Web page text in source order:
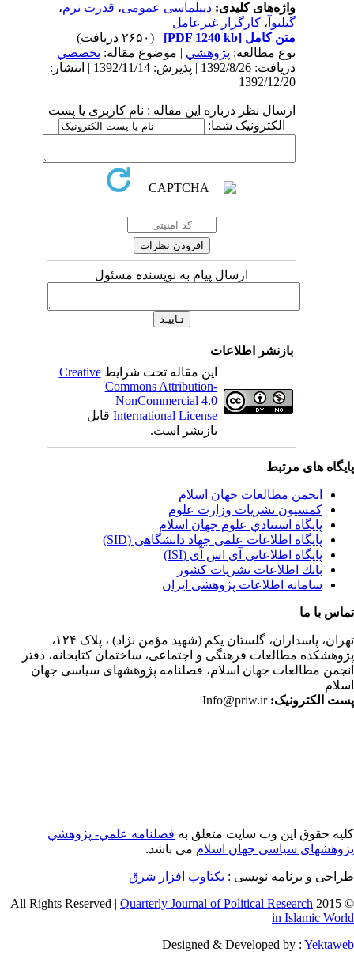
واژه‌های کلیدی:دیپلماسی عمومی،قدرت نرم ،
گیلبوآ، کارگزار غیرعامل
متن کامل[PDF 1240 kb]
نوع مطالعه:پژوهشي| موضوع مقاله:تخصصي
دریافت: 1392/8/26 | پذیرش: 1392/11/14 | انتشار:
1392/12/20
ارسال نظر درباره این مقاله : نام کاربری یا پست
الکترونیک شما:
ارسال پیام به نویسنده مسئول
بازنشر اطلاعات
این مقاله تحت شرایطCreative
Commons Attribution-
NonCommercial 4.0
International Licenseقابل
بازنشر است.
های مرتبط
انجمن مطالعات جهان اسلام
کمسیون نشریات وزارت علوم
پايگاه استنادي علوم جهان اسلام
پایگاه اطلاعات علمی جهاد دانشگاهی (SID)
پایگاه اطلاعاتی آی اس آی (ISI)
بانك اطلاعات نشريات كشور
سامانه اطلاعات پژوهشی ایران
با ما
پاسداران، گلستان یکم (شهید مؤمن نژاد) ، پلاک ۱۲۴،
مطالعات فرهنگی و اجتماعی، ساختمان کتابخانه، دفتر
مطالعات جهان اسلام، فصلنامه پژوهشهای سیاسی جهان
الکترونیک:Info@priw.ir
حقوق این وب سایت متعلق بهفصلنامه علمي- پژوهشي
سیاسی جهان اسلاممی باشد.
و برنامه نویسی : یکتاوب افزار شرق
©
Quarterly Journal of Political Research
in Islamic
Designed & Developed by :